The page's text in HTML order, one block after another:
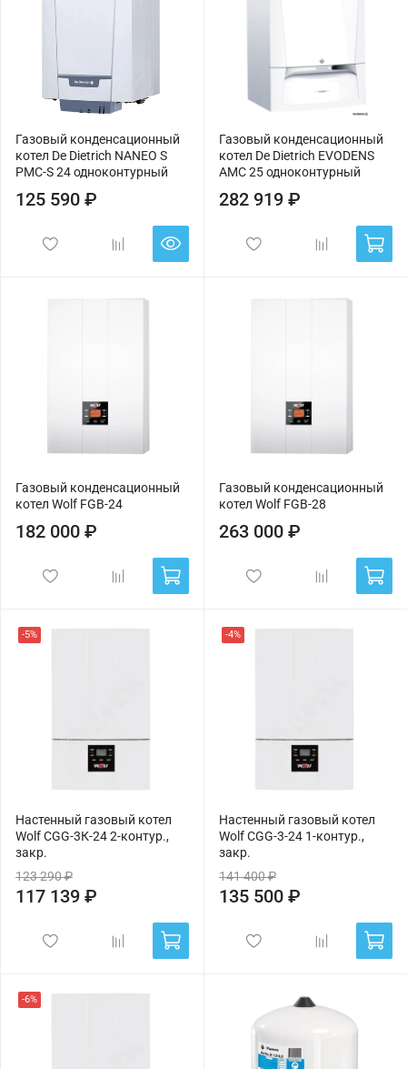
Газовый конденсационный
котел De Dietrich NANEO S
PMC-S 24 одноконтурный
125 590 ₽
Газовый конденсационный
котел De Dietrich EVODENS
AMC 25 одноконтурный
282 919 ₽
Газовый конденсационный
котел Wolf FGB-24
182 000 ₽
Газовый конденсационный
котел Wolf FGB-28
263 000 ₽
-5%
Настенный газовый котел
Wolf CGG-3К-24 2-контур.,
закр.
123 290 ₽
117 139 ₽
-4%
Настенный газовый котел
Wolf CGG-3-24 1-контур.,
закр.
141 400 ₽
135 500 ₽
-6%